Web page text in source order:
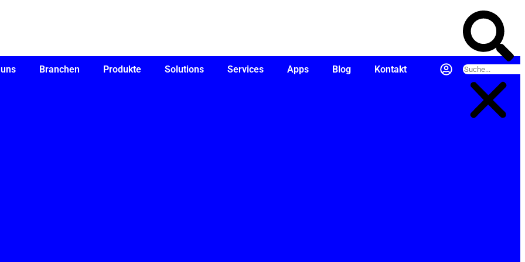
Branchen Produkte Solutions Services Apps Blog Kontakt